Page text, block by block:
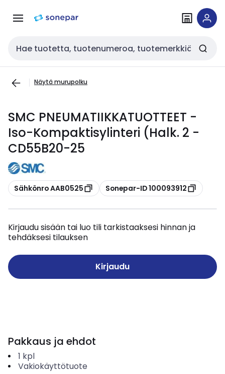
navigointiinsisältöön
Haku
Näytä murupolku
SMC PNEUMATIIKKATUOTTEET -
Iso-Kompaktisylinteri (Halk. 2 -
CD55B20-25
Kopioi
Sähkönro AAB0525 Kopioi
Sonepar-ID 100093912
Kirjaudu sisään tai luo tili tarkistaaksesi hinnan ja
tehdäksesi tilauksen
Kirjaudu
Pakkaus ja ehdot
1 kpl
Vakiokäyttötuote